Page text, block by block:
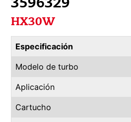
HX30W
Especificación
Modelo de turbo
Aplicación
Cartucho